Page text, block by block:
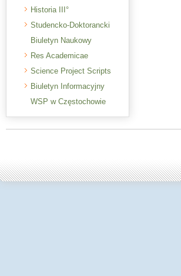
Historia III°
Studencko-Doktorancki
Biuletyn Naukowy
Res Academicae
Science Project Scripts
Biuletyn Informacyjny
WSP w Częstochowie